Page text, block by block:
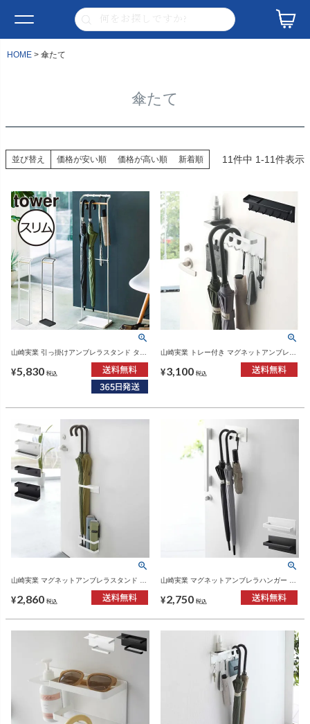
HOME 傘たて
傘たて
並び替え 価格が安い順 価格が高い順 新着順 11件中 1-11件表示
山崎実業 引っ掛けアンブレラスタンド タワ
ー tower | インテリア雑貨・タワーシリーズ
¥5,830 税込
山崎実業 トレー付き マグネットアンブレラ
ホルダー タワー tower | インテリア雑貨・タ
ワーシリーズ
¥3,100 税込
山崎実業 マグネットアンブレラスタンド タ
ワー tower | インテリア雑貨・タワーシリー
ズ
¥2,860 税込
山崎実業 マグネットアンブレラハンガー タ
ワー tower | インテリア雑貨・タワーシリー
ズ
¥2,750 税込